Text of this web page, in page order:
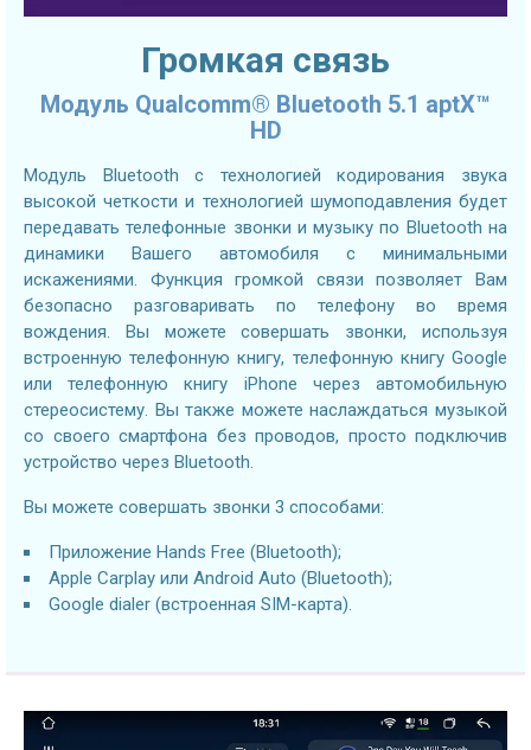
Громкая связь
Модуль Qualcomm® Bluetooth 5.1 aptX™
HD
Модуль Bluetooth с технологией кодирования звука
высокой четкости и технологией шумоподавления будет
передавать телефонные звонки и музыку по Bluetooth на
динамики Вашего автомобиля с минимальными
искажениями. Функция громкой связи позволяет Вам
безопасно разговаривать по телефону во время
вождения. Вы можете совершать звонки, используя
встроенную телефонную книгу, телефонную книгу Google
или телефонную книгу iPhone через автомобильную
стереосистему. Вы также можете наслаждаться музыкой
со своего смартфона без проводов, просто подключив
устройство через Bluetooth.
Вы можете совершать звонки 3 способами:
Приложение Hands Free (Bluetooth);
Apple Carplay или Android Auto (Bluetooth);
Google dialer (встроенная SIM-карта).